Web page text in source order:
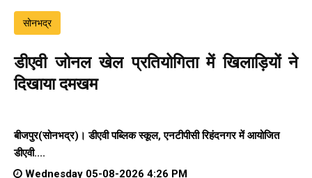
सोनभद्र
डीएवी जोनल खेल प्रतियोगिता में खिलाड़ियों ने
दिखाया दमखम
बीजपुर(सोनभद्र)। डीएवी पब्लिक स्कूल, एनटीपीसी रिहंदनगर में आयोजित
डीएवी....
Wednesday 05-08-2026 4:26 PM